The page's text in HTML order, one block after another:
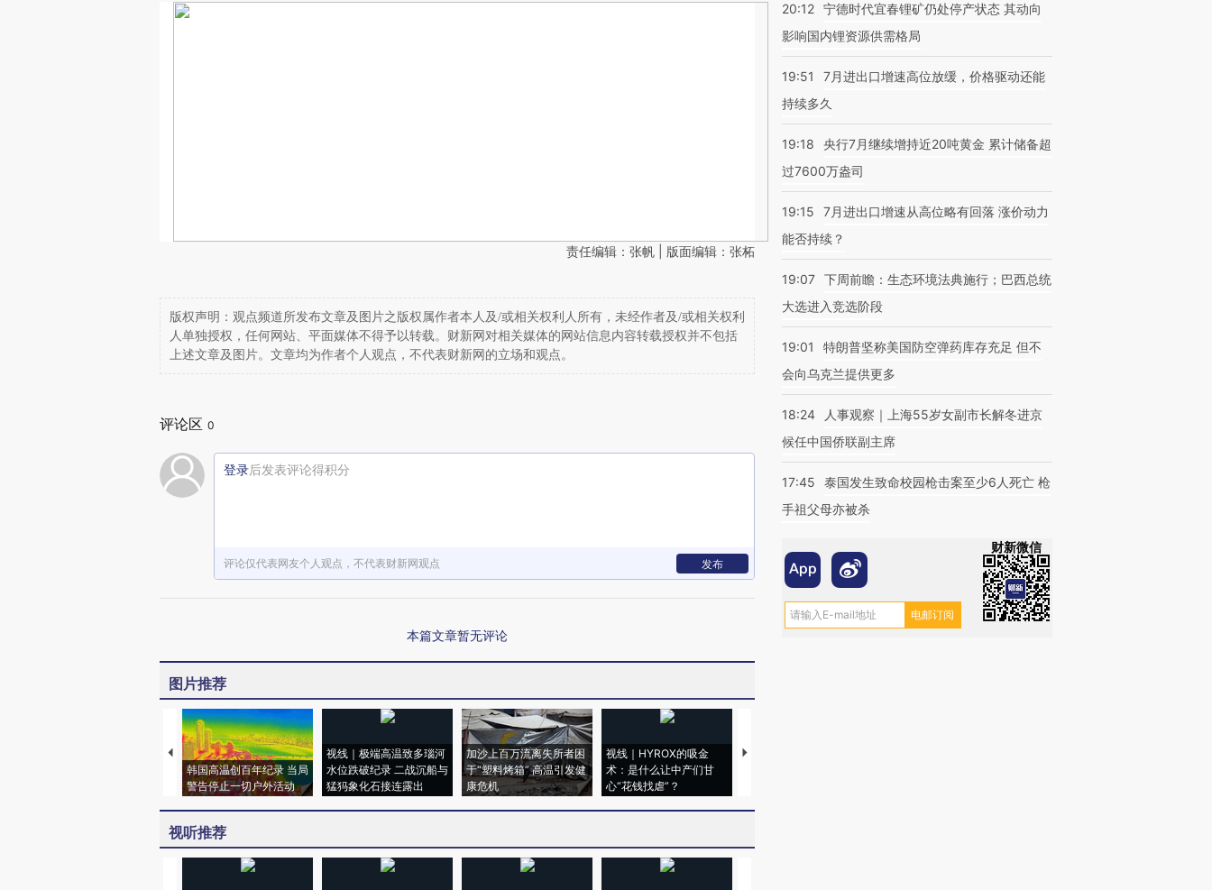
责任编辑：张帆 | 版面编辑：张柘
版权声明：观点频道所发布文章及图片之版权属作者本人及/或相关权利人所有，未经作者及/或相关权利
人单独授权，任何网站、平面媒体不得予以转载。财新网对相关媒体的网站信息内容转载授权并不包括
上述文章及图片。文章均为作者个人观点，不代表财新网的立场和观点。
评论区 0
登录后发表评论得积分
评论仅代表网友个人观点，不代表财新网观点 发布
本篇文章暂无评论
图片推荐
韩国高温创百年纪录 当局
警告停止一切户外活动
视线｜极端高温致多瑙河
水位跌破纪录 二战沉船与
猛犸象化石接连露出
加沙上百万流离失所者困
于“塑料烤箱” 高温引发健
康危机
视线｜HYROX的吸金
术：是什么让中产们甘
心“花钱找虐”？
马航飞行员跨国走私7万
视听推荐
20:12 宁德时代宜春锂矿仍处停产状态 其动向
影响国内锂资源供需格局
19:51
7月进出口增速高位放缓，价格驱动还能
持续多久
19:18
央行7月继续增持近20吨黄金 累计储备超
过7600万盎司
19:15
7月进出口增速从高位略有回落 涨价动力
能否持续？
19:07 下周前瞻：生态环境法典施行；巴西总统
大选进入竞选阶段
19:01
特朗普坚称美国防空弹药库存充足 但不
会向乌克兰提供更多
18:24
人事观察｜上海55岁女副市长解冬进京
候任中国侨联副主席
17:45
泰国发生致命校园枪击案至少6人死亡 枪
手祖父母亦被杀
财新微信